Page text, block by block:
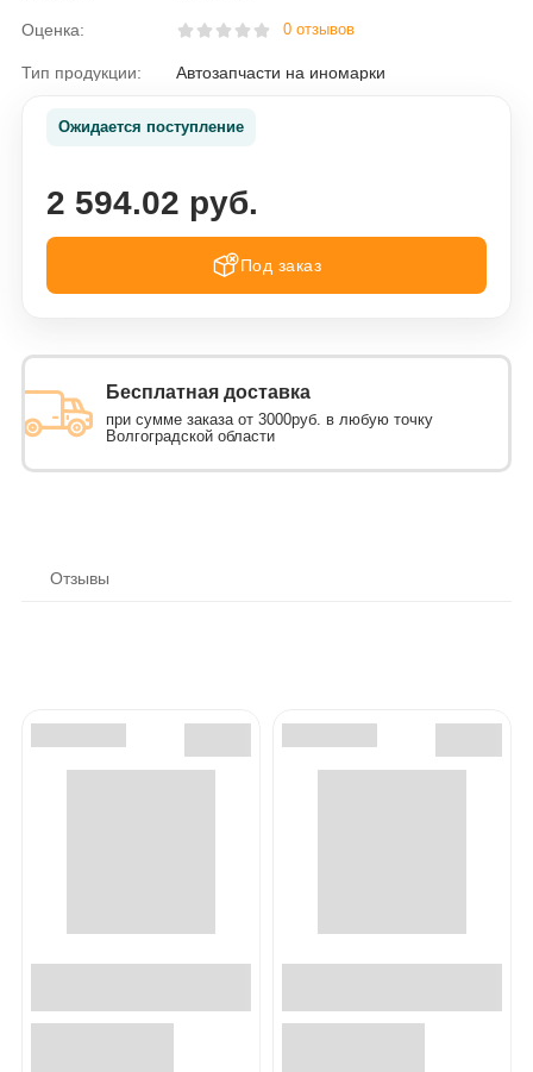
Оценка: 0 отзывов
Тип продукции: Автозапчасти на иномарки
Ожидается поступление
2 594.02 руб.
Под заказ
Бесплатная доставка
при сумме заказа от 3000руб. в любую точку
Волгоградской области
Отзывы